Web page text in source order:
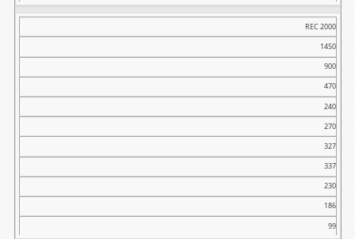
REC 2000
1450
900
470
240
270
327
337
230
186
99